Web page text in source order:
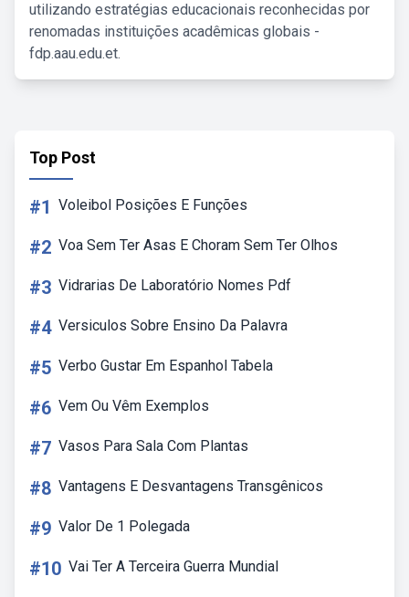
utilizando estratégias educacionais reconhecidas por
renomadas instituições acadêmicas globais -
fdp.aau.edu.et.
Top Post
#1 Voleibol Posições E Funções
#2 Voa Sem Ter Asas E Choram Sem Ter Olhos
#3 Vidrarias De Laboratório Nomes Pdf
#4 Versiculos Sobre Ensino Da Palavra
#5 Verbo Gustar Em Espanhol Tabela
#6 Vem Ou Vêm Exemplos
#7 Vasos Para Sala Com Plantas
#8 Vantagens E Desvantagens Transgênicos
#9 Valor De 1 Polegada
#10 Vai Ter A Terceira Guerra Mundial